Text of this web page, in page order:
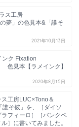
ス工房
夢」の色見本&「誰そ
2021年10月13日
ンク Fixation
色見本【ラメインク】
2020年8月15日
ス工房LUC×Tono＆
そ彼」を、［ダイソ
フィーロ］［バンクペ
］に書いてみました。